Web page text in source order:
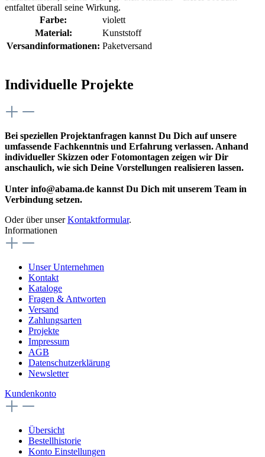
entfaltet überall seine Wirkung.
Farbe:
violett
Material:
Kunststoff
Versandinformationen: Paketversand
Individuelle Projekte
Bei speziellen Projektanfragen kannst Du Dich auf unsere
umfassende Fachkenntnis und Erfahrung verlassen. Anhand
individueller Skizzen oder Fotomontagen zeigen wir Dir
anschaulich, wie sich Deine Vorstellungen realisieren lassen.
Unter info@abama.de kannst Du Dich mit unserem Team in
Verbindung setzen.
Oder über unserKontaktformular.
Informationen
Unser Unternehmen
Kontakt
Kataloge
Fragen & Antworten
Versand
Zahlungsarten
Projekte
Impressum
AGB
Datenschutzerklärung
Newsletter
Kundenkonto
Übersicht
Bestellhistorie
Konto Einstellungen